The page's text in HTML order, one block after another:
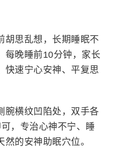
胡思乱想，长期睡眠不
每晚睡前10分钟，家长
快速宁心安神、平复思
腕横纹凹陷处，双手各
，专治心神不宁、睡
的安神助眠穴位。